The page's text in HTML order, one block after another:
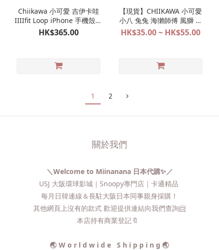
Chiikawa 小可愛 吉伊卡哇
IIIIfit Loop iPhone 手機殼連
斜孭繩（iPhone14/13）
HK$365.00
【現貨】CHIIKAWA 小可愛
小八 兔兔 海獺師傅 風獅 坐
坐公仔扭蛋2
HK$35.00 ~ HK$55.00
1 2
關於我們
＼Welcome to Miinanana 日本代購✨／
USJ 大阪環球影城｜Snoopy專門店｜卡通精品
每月日韓連線＆長駐大阪日本同事親身採購！
其他網頁上沒有的款式 歡迎提供連結向我們查詢📨​
本店持有商業登記🔖
🌏 W o r l d w i d e S h i p p i n g 🌏